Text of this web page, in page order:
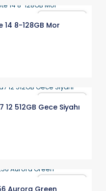
14 8-128GB Mor
512GB Gece Siyahı